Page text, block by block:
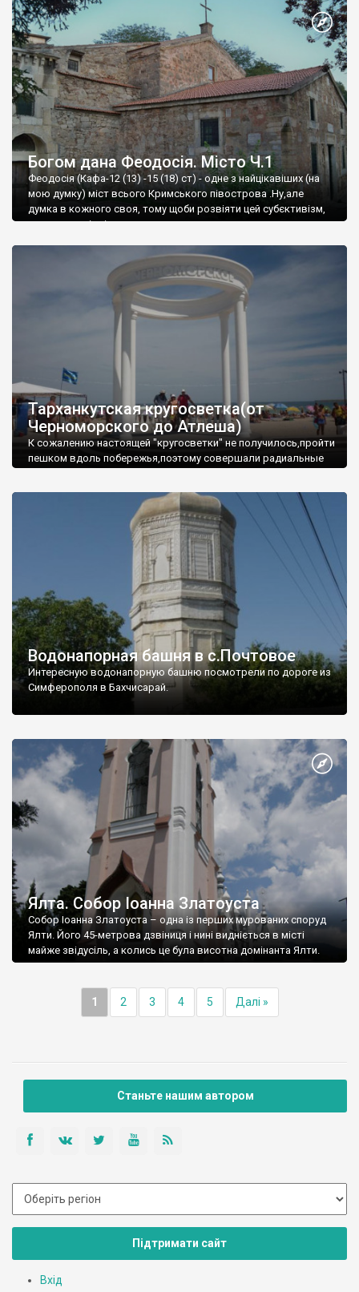
Богом дана Феодосія. Місто Ч.1
Феодосія (Кафа-12 (13) -15 (18) ст) - одне з найцікавіших (на
мою думку) міст всього Кримського півострова .Ну,але
думка в кожного своя, тому щоби розвіяти цей субєктивізм,
запрошую відвідати це
Тарханкутская кругосветка(от
Черноморского до Атлеша)
К сожалению настоящей "кругосветки" не получилось,пройти
пешком вдоль побережья,поэтому совершали радиальные
Водонапорная башня в с.Почтовое
Интересную водонапорную башню посмотрели по дороге из
Симферополя в Бахчисарай.
Ялта. Собор Іоанна Златоуста
Собор Іоанна Златоуста – одна із перших мурованих споруд
Ялти. Його 45-метрова дзвіниця і нині видніється в місті
майже звідусіль, а колись це була висотна домінанта Ялти.
1 2 3 4 5 Далі »
Станьте нашим автором
Підтримати сайт
Вхід